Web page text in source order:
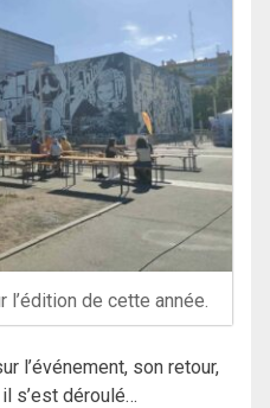
l’édition de cette année.
l’événement, son retour,
s’est déroulé…